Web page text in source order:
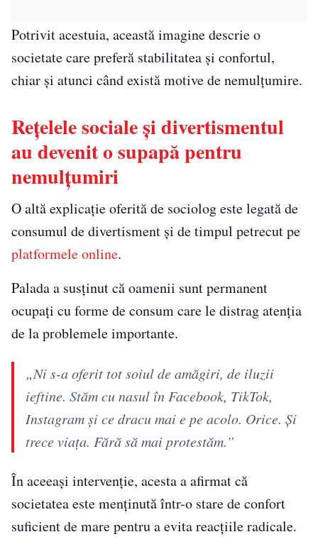
Potrivit acestuia, această imagine descrie o
societate care preferă stabilitatea și confortul,
chiar și atunci când există motive de nemulțumire.
Rețelele sociale și divertismentul
au devenit o supapă pentru
nemulțumiri
O altă explicație oferită de sociolog este legată de
consumul de divertisment și de timpul petrecut pe
platformele online.
Palada a susținut că oamenii sunt permanent
ocupați cu forme de consum care le distrag atenția
de la problemele importante.
„Ni s-a oferit tot soiul de amăgiri, de iluzii
ieftine. Stăm cu nasul în Facebook, TikTok,
Instagram și ce dracu mai e pe acolo. Orice. Și
trece viața. Fără să mai protestăm.”
În aceeași intervenție, acesta a afirmat că
societatea este menținută într-o stare de confort
suficient de mare pentru a evita reacțiile radicale.